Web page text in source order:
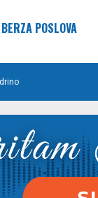
BERZA POSLOVA